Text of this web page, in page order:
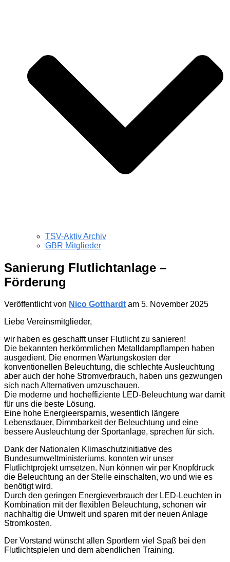
TSV-Aktiv Archiv
GBR Mitglieder
Sanierung Flutlichtanlage –
Förderung
Veröffentlicht von Nico Gotthardt am 5. November 2025
Liebe Vereinsmitglieder,
wir haben es geschafft unser Flutlicht zu sanieren!
Die bekannten herkömmlichen Metalldampflampen haben
ausgedient. Die enormen Wartungskosten der
konventionellen Beleuchtung, die schlechte Ausleuchtung
aber auch der hohe Stromverbrauch, haben uns gezwungen
sich nach Alternativen umzuschauen.
Die moderne und hocheffiziente LED-Beleuchtung war damit
für uns die beste Lösung.
Eine hohe Energieersparnis, wesentlich längere
Lebensdauer, Dimmbarkeit der Beleuchtung und eine
bessere Ausleuchtung der Sportanlage, sprechen für sich.
Dank der Nationalen Klimaschutzinitiative des
Bundesumweltministeriums, konnten wir unser
Flutlichtprojekt umsetzen. Nun können wir per Knopfdruck
die Beleuchtung an der Stelle einschalten, wo und wie es
benötigt wird.
Durch den geringen Energieverbrauch der LED-Leuchten in
Kombination mit der flexiblen Beleuchtung, schonen wir
nachhaltig die Umwelt und sparen mit der neuen Anlage
Stromkosten.
Der Vorstand wünscht allen Sportlern viel Spaß bei den
Flutlichtspielen und dem abendlichen Training.